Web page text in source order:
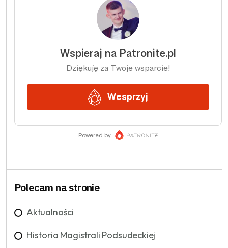
Polecam na stronie
Aktualności
Historia Magistrali Podsudeckiej